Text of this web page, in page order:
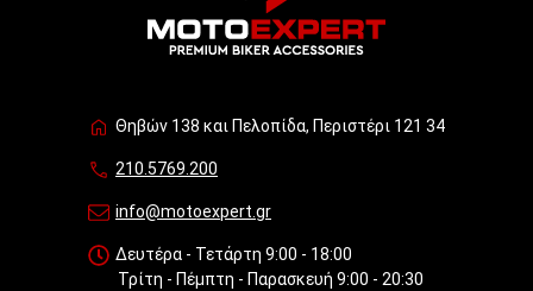
Θηβών 138 και Πελοπίδα, Περιστέρι 121 34
210.5769.200
info@motoexpert.gr
Δευτέρα - Τετάρτη 9:00 - 18:00
Τρίτη - Πέμπτη - Παρασκευή 9:00 - 20:30